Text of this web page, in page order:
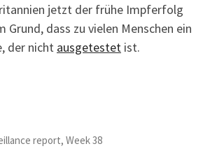
jetzt der frühe Impferfolg
Grund, dass zu vielen Menschen ein
der nicht ausgetestet ist.
report, Week 38